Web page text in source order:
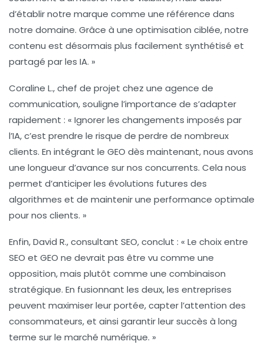
d’établir notre marque comme une référence dans
notre domaine. Grâce à une optimisation ciblée, notre
contenu est désormais plus facilement synthétisé et
partagé par les IA. »
Coraline L., chef de projet chez une agence de
communication, souligne l’importance de s’adapter
rapidement : « Ignorer les changements imposés par
l’IA, c’est prendre le risque de perdre de nombreux
clients. En intégrant le GEO dès maintenant, nous avons
une longueur d’avance sur nos concurrents. Cela nous
permet d’anticiper les évolutions futures des
algorithmes et de maintenir une performance optimale
pour nos clients. »
Enfin, David R., consultant SEO, conclut : « Le choix entre
SEO et GEO ne devrait pas être vu comme une
opposition, mais plutôt comme une combinaison
stratégique. En fusionnant les deux, les entreprises
peuvent maximiser leur portée, capter l’attention des
consommateurs, et ainsi garantir leur succès à long
terme sur le marché numérique. »